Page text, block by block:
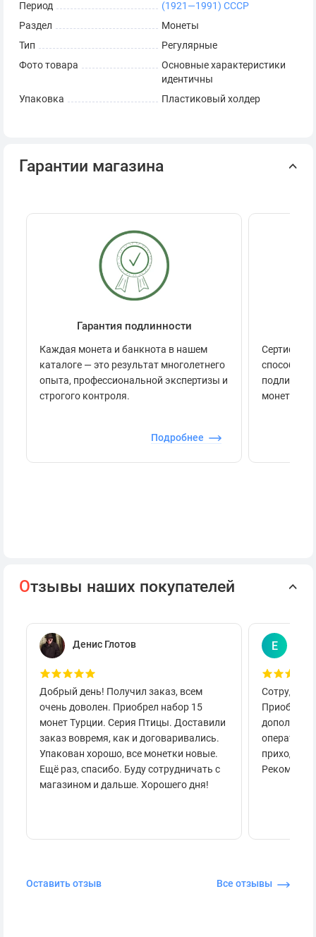
Период
(1921—1991) СССР
Раздел
Монеты
Тип
Регулярные
Фото товара
Основные характеристики
идентичны
Упаковка
Пластиковый холдер
Гарантии магазина
Гарантия подлинности
Каждая монета и банкнота в нашем
каталоге — это результат многолетнего
опыта, профессиональной экспертизы и
строгого контроля.
Подробнее
способов
монеты.
Отзывы наших покупателей
Денис Глотов
Добрый день! Получил заказ, всем
очень доволен. Приобрел набор 15
монет Турции. Серия Птицы. Доставили
заказ вовремя, как и договаривались.
Упакован хорошо, все монетки новые.
Ещё раз, спасибо. Буду сотрудничать с
магазином и дальше. Хорошего дня!
Е
приходило
Оставить отзыв Все отзывы